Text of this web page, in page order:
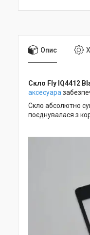
Опис
Скло Fly IQ4412
аксесуара
Скло абсолютно
поєднувалася з